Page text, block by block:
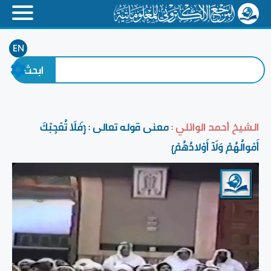
EN
الشيخ أحمد الوائلي :معنى قوله تعالى : {فَلَا تُعْجِبْكَ
أَمْوالُهُمْ وَلَآ أَوْلادُهُمْ}